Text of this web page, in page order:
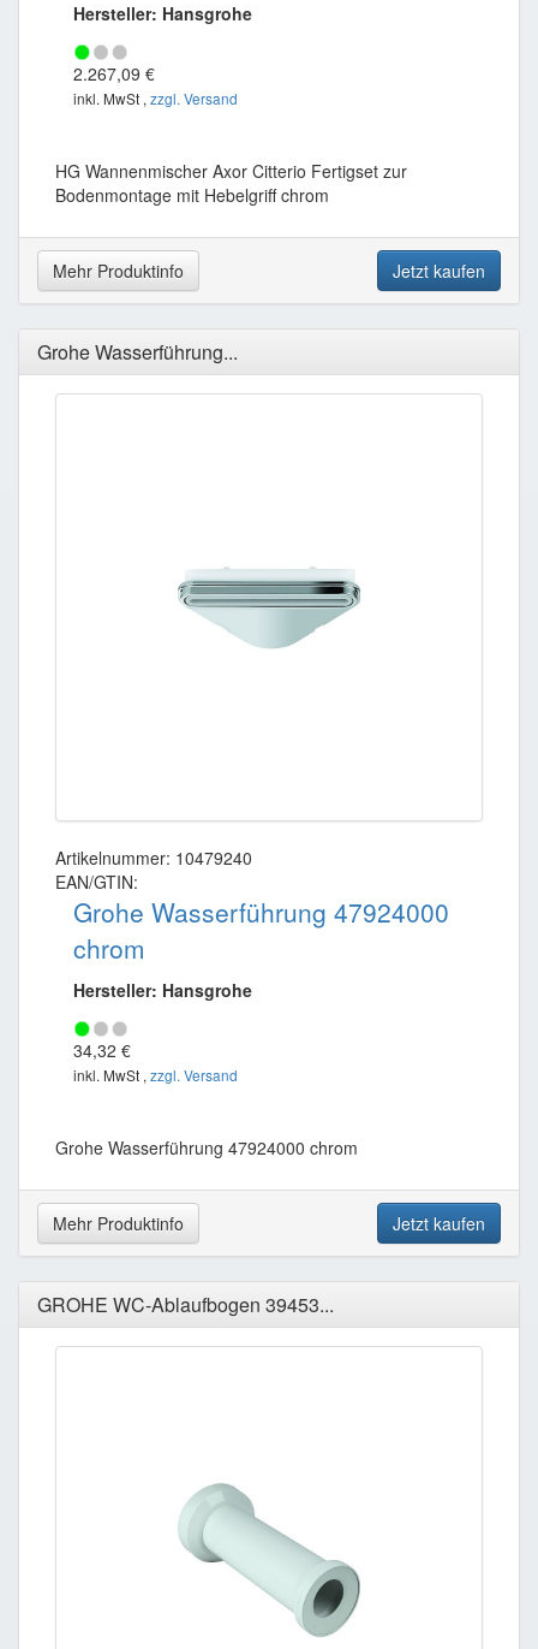
Hersteller: Hansgrohe
2.267,09 €
inkl. MwSt , zzgl. Versand
HG Wannenmischer Axor Citterio Fertigset zur
Bodenmontage mit Hebelgriff chrom
Mehr Produktinfo Jetzt kaufen
Grohe Wasserführung...
Artikelnummer: 10479240
EAN/GTIN:
Grohe Wasserführung 47924000
chrom
Hersteller: Hansgrohe
34,32 €
inkl. MwSt , zzgl. Versand
Grohe Wasserführung 47924000 chrom
Mehr Produktinfo Jetzt kaufen
GROHE WC-Ablaufbogen 39453...